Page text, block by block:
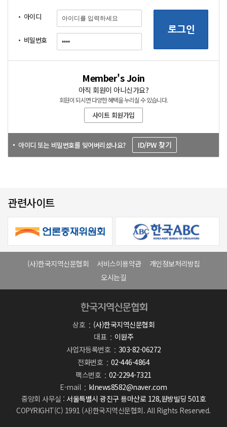
아이디
비밀번호
Member's Join
아직 회원이 아니신가요?
회원이 되시면 다양한 혜택을 누리실 수 있습니다.
사이트 회원가입
아이디 또는 비밀번호를 잊어버리셨나요? ID/PW 찾기
관련사이트
(사)한국지역신문협회 서비스이용약관
개인정보처리방침
오시는길
상호
(사)한국지역신문협회
대표
이원주
사업자등록번호
303-82-06272
전화번호
02-446-4864
팩스번호
02-2294-7321
E-mail
klnews8582@naver.com
중앙회 사무실 : 서울특별시 광진구 용마산로 128,원방빌딩 501호
COPYRIGHT(C) 1991 (사)한국지역신문협회. All Rights Reserved.